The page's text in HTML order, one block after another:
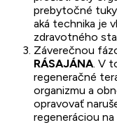
prebytočné
aká technika je
zdravotného
Záverečnou
RÁSAJÁNA. V
regeneračné
organizmu a
opravovať
regeneráciou